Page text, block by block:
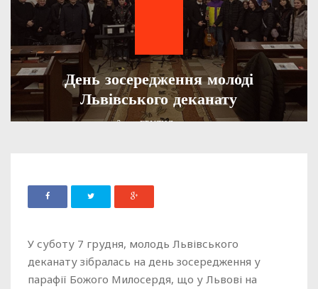
День зосередження молоді
Львівського деканату
ADMIN 09 ГРУДНЯ, 2024 700
У суботу 7 грудня, молодь Львівського
деканату зібралась на день зосередження у
парафії Божого Милосердя, що у Львові на